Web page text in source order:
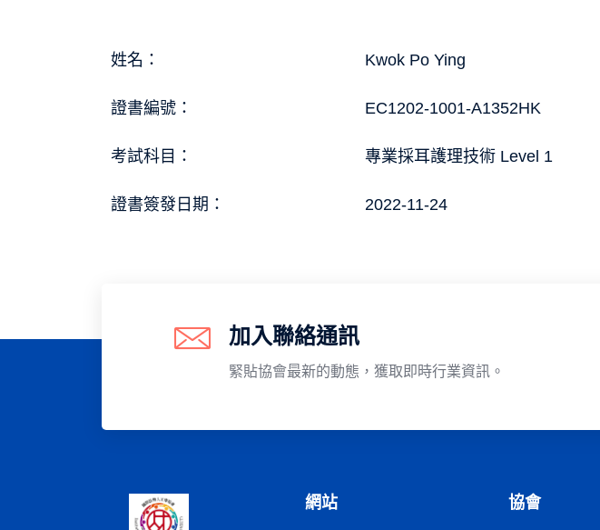
姓名： Kwok Po Ying
證書編號： EC1202-1001-A1352HK
考試科目： 專業採耳護理技術 Level 1
證書簽發日期： 2022-11-24
加入聯絡通訊
緊貼協會最新的動態，獲取即時行業資訊。
網站 協會